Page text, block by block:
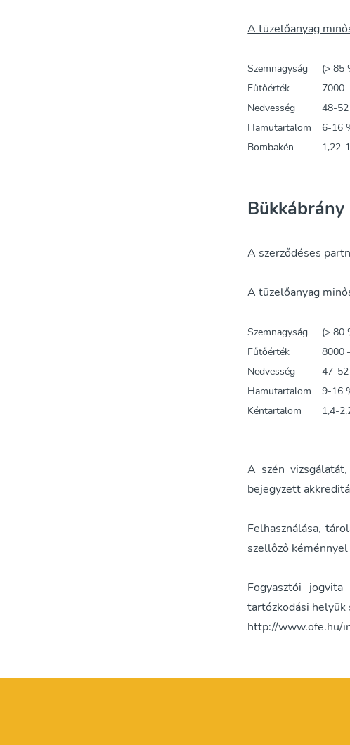
A tüzelőanyag
Szemnagyság (> 85
Fűtőérték
7000
Nedvesség
48-
Hamutartalom
6-16
Bombakén
1,22-
Bükkábrány
A szerződéses
A tüzelőanyag
Szemnagyság (> 80
Fűtőérték
8000
Nedvesség
47-
Hamutartalom
9-16
Kéntartalom
1,4-
A szén
bejegyzett
Felhasználása,
szellőző
Fogyasztói
tartózkodási
http://www.ofe.hu/